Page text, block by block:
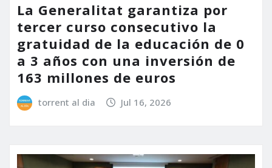
La Generalitat garantiza por
tercer curso consecutivo la
gratuidad de la educación de 0
a 3 años con una inversión de
163 millones de euros
torrent al dia Jul 16, 2026